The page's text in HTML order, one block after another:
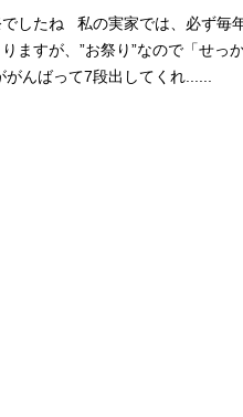
でしたね 私の実家では、必ず毎
ますが、”お祭り”なので「せっ
んばって7段出してくれ......